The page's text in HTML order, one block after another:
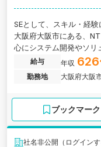
SEとして、スキル・経
大阪府大阪市にある、
心にシステム開発やソリ
給与 年収
勤務地
大阪府大阪
ブックマーク
社名非公開（ログインす